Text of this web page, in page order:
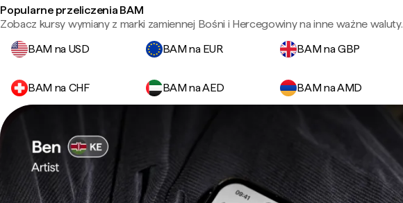
Popularne przeliczenia BAM
Zobacz kursy wymiany z marki zamiennej Bośni i Hercegowiny na inne ważne waluty.
BAM na USD
BAM na EUR BAM na GBP
BAM na CHF BAM na AED BAM na AMD